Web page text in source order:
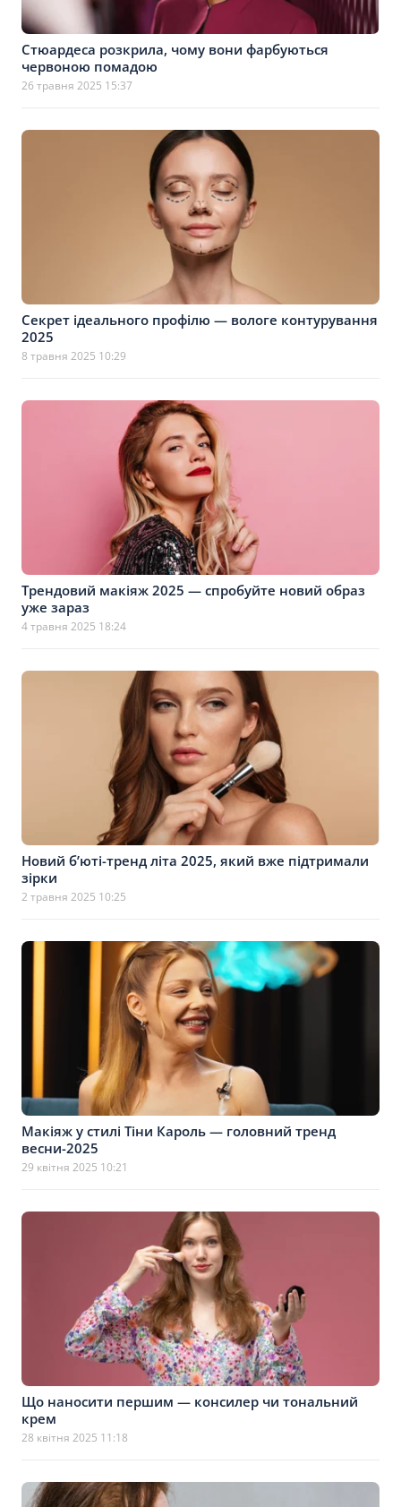
Стюардеса розкрила, чому вони фарбуються
червоною помадою
26 травня 2025 15:37
Секрет ідеального профілю — вологе контурування
2025
8 травня 2025 10:29
Трендовий макіяж 2025 — спробуйте новий образ
уже зараз
4 травня 2025 18:24
Новий б’юті-тренд літа 2025, який вже підтримали
зірки
2 травня 2025 10:25
Макіяж у стилі Тіни Кароль — головний тренд
весни-2025
29 квітня 2025 10:21
Що наносити першим — консилер чи тональний
крем
28 квітня 2025 11:18